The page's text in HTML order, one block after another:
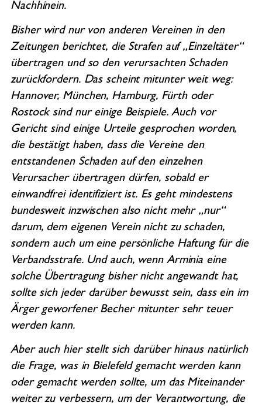
Nachhinein.
Bisher wird nur von anderen Vereinen in den
Zeitungen berichtet, die Strafen auf „Einzeltäter“
übertragen und so den verursachten Schaden
zurückfordern. Das scheint mitunter weit weg:
Hannover, München, Hamburg, Fürth oder
Rostock sind nur einige Beispiele. Auch vor
Gericht sind einige Urteile gesprochen worden,
die bestätigt haben, dass die Vereine den
entstandenen Schaden auf den einzelnen
Verursacher übertragen dürfen, sobald er
einwandfrei identifiziert ist. Es geht mindestens
bundesweit inzwischen also nicht mehr „nur“
darum, dem eigenen Verein nicht zu schaden,
sondern auch um eine persönliche Haftung für die
Verbandsstrafe. Und auch, wenn Arminia eine
solche Übertragung bisher nicht angewandt hat,
sollte sich jeder darüber bewusst sein, dass ein im
Ärger geworfener Becher mitunter sehr teuer
werden kann.
Aber auch hier stellt sich darüber hinaus natürlich
die Frage, was in Bielefeld gemacht werden kann
oder gemacht werden sollte, um das Miteinander
weiter zu verbessern, um der Verantwortung, die